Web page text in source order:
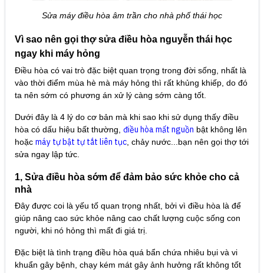
Sửa máy điều hòa âm trần cho nhà phố thái học
Vì sao nên gọi thợ sửa điều hòa nguyễn thái học
ngay khi máy hỏng
Điều hòa có vai trò đặc biệt quan trọng trong đời sống, nhất là
vào thời điểm mùa hè mà máy hỏng thì rất khủng khiếp, do đó
ta nên sớm có phương án xử lý càng sớm càng tốt.
Dưới đây là 4 lý do cơ bản mà khi sao khi sử dụng thấy điều
hòa có dấu hiệu bất thường, điều hòa mất nguồn bật không lên
hoặc máy tự bật tự tắt liên tục , chảy nước...bạn nên gọi thợ tới
sửa ngay lập tức.
1, Sửa điều hòa sớm để đảm bảo sức khỏe cho cả
nhà
Đây được coi là yếu tố quan trọng nhất, bởi vì điều hòa là để
giúp nâng cao sức khỏe nâng cao chất lượng cuộc sống con
người, khi nó hỏng thì mất đi giá trị.
Đặc biệt là tình trạng điều hòa quá bẩn chứa nhiêu bụi và vi
khuẩn gây bệnh, chạy kém mát gây ảnh hưởng rất không tốt